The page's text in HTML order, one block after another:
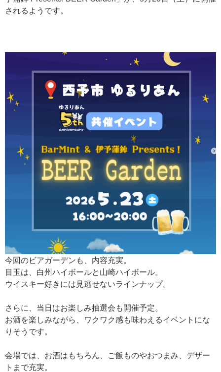
されるようです。
今回のビアガーデンも、内容充実。
目玉は、白州ハイボールと山崎ハイボール。
ウイスキー好きには見逃せないラインナップ。
さらに、当日はお楽しみ抽選会も開催予定。
お酒を楽しみながら、ワクワク感も味わえるイベントにな
りそうです。
会場では、お酒はもちろん、ご飯ものやおつまみ、デザー
トまで充実。